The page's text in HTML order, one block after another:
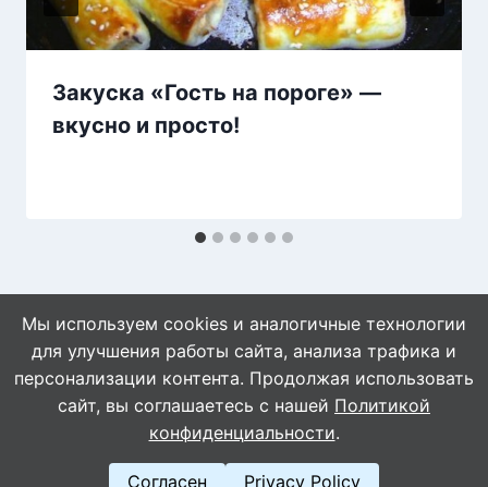
Закуска «Гость на пороге» —
вкусно и просто!
© 2026 Naget.Ru
Мы используем cookies и аналогичные технологии
для улучшения работы сайта, анализа трафика и
персонализации контента. Продолжая использовать
сайт, вы соглашаетесь с нашей Политикой
конфиденциальности.
Согласен Privacy Policy